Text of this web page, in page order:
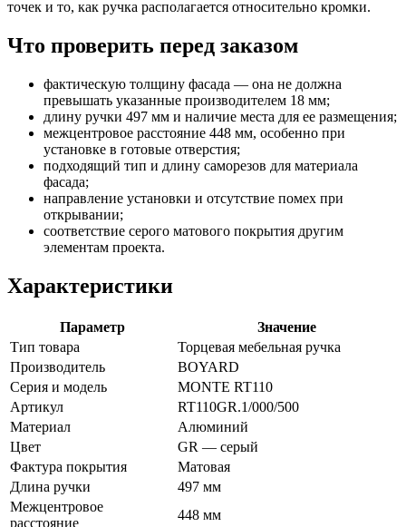
точек и то, как ручка располагается относительно кромки.
Что проверить перед заказом
фактическую толщину фасада — она не должна
превышать указанные производителем 18 мм;
длину ручки 497 мм и наличие места для ее размещения;
межцентровое расстояние 448 мм, особенно при
установке в готовые отверстия;
подходящий тип и длину саморезов для материала
фасада;
направление установки и отсутствие помех при
открывании;
соответствие серого матового покрытия другим
элементам проекта.
Характеристики
Параметр
Значение
Тип товара
Торцевая мебельная ручка
Производитель
BOYARD
Серия и модель
MONTE RT110
Артикул
RT110GR.1/000/500
Материал
Алюминий
Цвет
GR — серый
Фактура покрытия
Матовая
Длина ручки
497 мм
Межцентровое
расстояние
448 мм